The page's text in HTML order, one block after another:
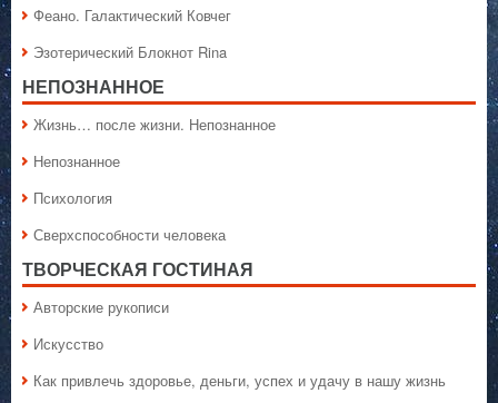
Феано. Галактический Ковчег
Эзотерический Блокнот Rina
НЕПОЗНАННОЕ
Жизнь… после жизни. Непознанное
Непознанное
Психология
Сверхспособности человека
ТВОРЧЕСКАЯ ГОСТИНАЯ
Авторские рукописи
Искусство
Как привлечь здоровье, деньги, успех и удачу в нашу жизнь